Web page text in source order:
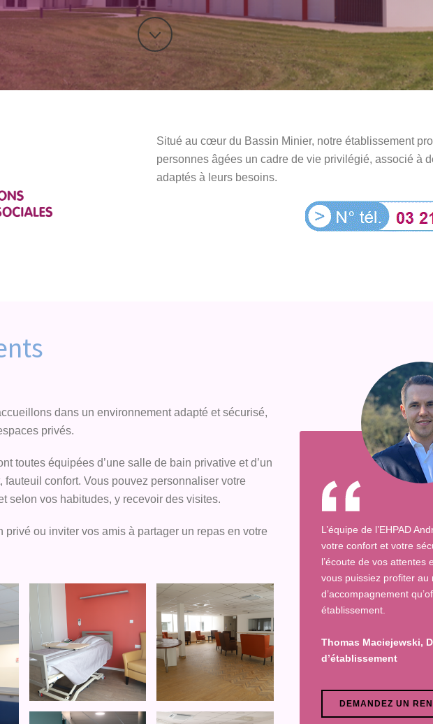
Situé au cœur du Bassin Minier, notre établissement
personnes âgées un cadre de vie privilégié, associé à
adaptés à leurs besoins.
dans un environnement adapté et sécurisé,
privés.
toutes équipées d’une salle de bain privative et d’un
confort. Vous pouvez personnaliser votre
selon vos habitudes, y recevoir des visites.
ou inviter vos amis à partager un repas en votre
L’équipe de l’EHPAD
votre confort et votre
l’écoute de vos attentes
vous puissiez profiter au
d’accompagnement
établissement.
Thomas Maciejewski,
d’établissement
DEMANDEZ UN